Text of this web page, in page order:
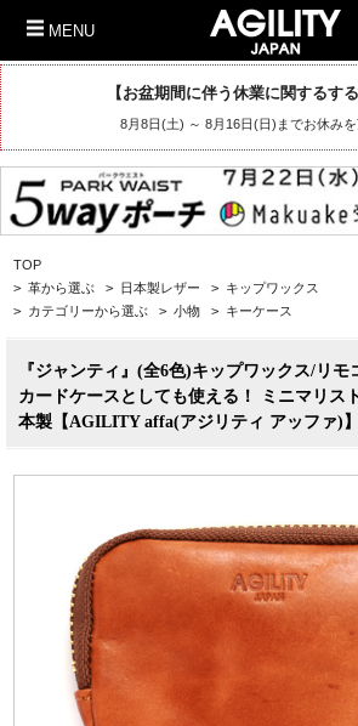
MENU
【お盆期間に伴う休業に関するす
8月8日(土) ～ 8月16日(日)までお休みを
TOP
> 革から選ぶ > 日本製レザー > キップワックス
> カテゴリーから選ぶ > 小物 > キーケース
『ジャンティ』(全6色)キップワックス/リモ
カードケースとしても使える！ ミニマリス
本製【AGILITY affa(アジリティ アッファ)